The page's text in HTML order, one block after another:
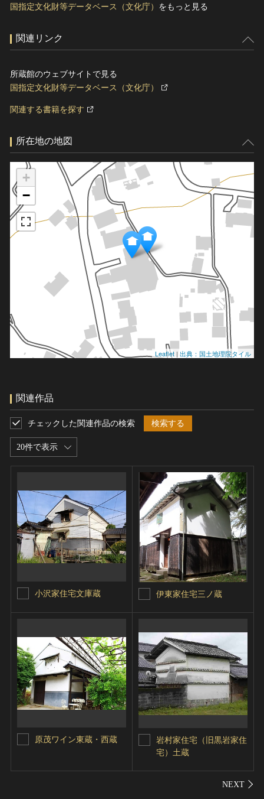
国指定文化財等データベース（文化庁） をもっと見る
関連リンク
所蔵館のウェブサイトで見る
国指定文化財等データベース（文化庁）
関連する書籍を探す
所在地の地図
+
−
Leaflet | 出典：国土地理院タイル
関連作品
20件で表示
チェックした関連作品の検索 検索する
小沢家住宅文庫蔵 伊東家住宅三ノ蔵
原茂ワイン東蔵・西蔵
岩村家住宅（旧黒岩家住
宅）土蔵
シェ